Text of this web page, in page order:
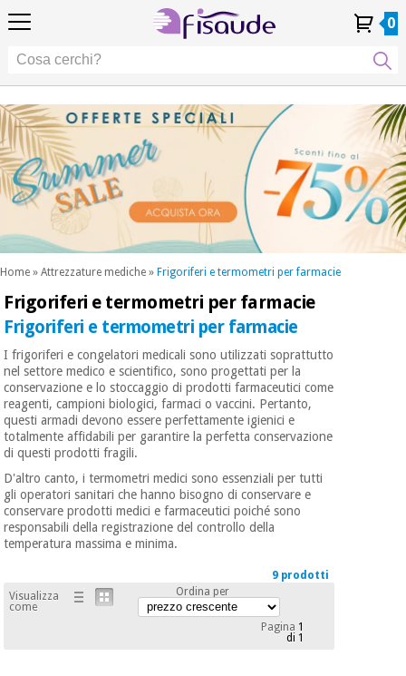
Account
ordini
4,8 4,8
Differenziali
Occasione
Fisaude
SUMMER
SALE
I nostri
prodotti
Kinefis
Notizia
Offerte
Outlet
Fisaude
Fisioterapia
Cura
dei
Estetica,
dermocosmetici
e medicina
estetica
Benessere,
qualità
della vita
corpo
Odontoiatria
Attrezzature
mediche
Medicina
tradizionale
cinese
Mobili
clinici
Armadi
terapeutici
IT
DE
0
Home » Attrezzature mediche » Frigoriferi e termometri per farmacie
Account
ordini
4,8
Differenziali
Occasione
Fisaude
SUMMER
SALE
prodotti
Kinefis
Notizia
Offerte
Fisioterapia
piedi
Estetica,
dermocosmetici
e medicina
estetica
qualità
della vita
corpo
Odontoiatria
Attrezzature
mediche
Medicina
cinese
IT
DE
Frigoriferi e termometri per farmacie
Frigoriferi e termometri per farmacie
I frigoriferi e congelatori medicali sono utilizzati soprattutto
nel settore medico e scientifico, sono progettati per la
conservazione e lo stoccaggio di prodotti farmaceutici come
reagenti, campioni biologici, farmaci o vaccini. Pertanto,
questi armadi devono essere perfettamente igienici e
totalmente affidabili per garantire la perfetta conservazione
di questi prodotti fragili.
D'altro canto, i termometri medici sono essenziali per tutti
gli operatori sanitari che hanno bisogno di conservare e
conservare prodotti medici e farmaceutici poiché sono
responsabili della registrazione del controllo della
temperatura massima e minima.
9 prodotti
Visualizza
come
Ordina per
Pagina 1
di 1